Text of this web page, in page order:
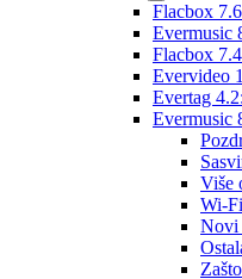
Flacbox
Evermusic
Flacbox
Evervideo
Evertag
Evermusic
Više
Wi-
Novi